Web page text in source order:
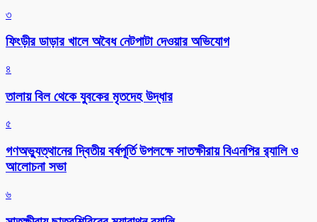
৩
ফিংড়ীর ডাড়ার খালে অবৈধ নেটপাটা দেওয়ার অভিযোগ
৪
তালায় বিল থেকে যুবকের মৃতদেহ উদ্ধার
৫
গণঅভ্যুত্থানের দ্বিতীয় বর্ষপূর্তি উপলক্ষে সাতক্ষীরায় বিএনপির র‌্যালি ও
আলোচনা সভা
৬